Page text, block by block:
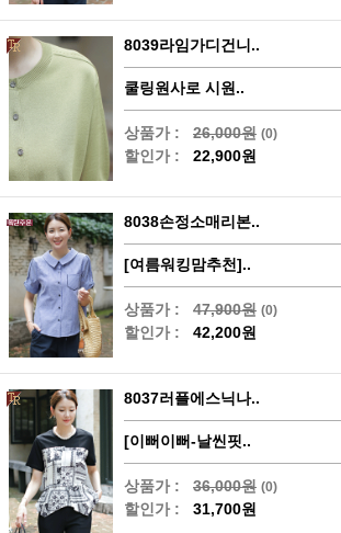
8039라임가디건니..
쿨링원사로 시원..
상품가 : 26,000원 (0)
할인가 : 22,900원
8038손정소매리본..
[여름워킹맘추천]..
상품가 : 47,900원 (0)
할인가 : 42,200원
8037러플에스닉나..
[이뻐이뻐-날씬핏..
상품가 : 36,000원 (0)
할인가 : 31,700원